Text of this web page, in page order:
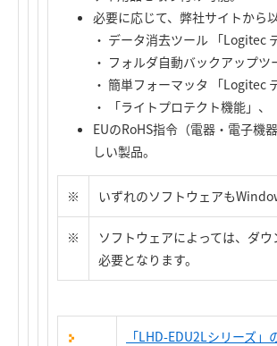
必要に応じて、弊社サイトから
・ データ消去ツール 「Logitec
・ フォルダ自動バックアップ
・ 簡単フォーマッタ 「Logitec
・ 「ライトプロテクト機能」
EUのRoHS指令（電器・電子機
しい製品。
※ いずれのソフトウェアも
※
ソフトウェアによっては、ダ
必要となります。
「LHD-EDU2Lシリーズ」